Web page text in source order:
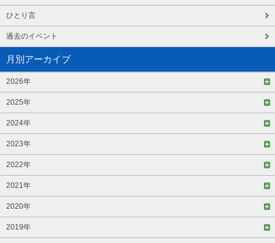
ひとり言
過去のイベント
月別アーカイブ
2026年
2025年
2024年
2023年
2022年
2021年
2020年
2019年